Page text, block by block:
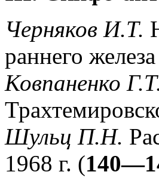
Черняков И.Т.
раннего
Ковпаненко
Шульц П.Н.
1968 г. (